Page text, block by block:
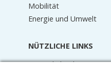
Mobilität
Energie und Umwelt
NÜTZLICHE LINKS
Terminkalender